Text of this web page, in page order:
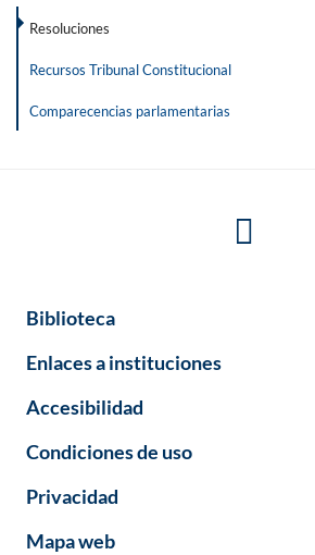
Resoluciones
Recursos Tribunal Constitucional
Comparecencias parlamentarias
Biblioteca
Enlaces a instituciones
Accesibilidad
Condiciones de uso
Privacidad
Mapa web